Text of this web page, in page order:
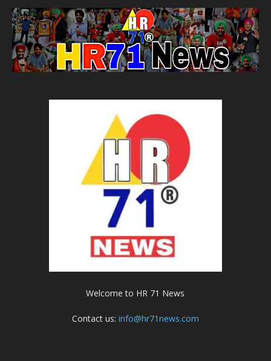
Welcome to HR 71 News
Contact us: info@hr71news.com